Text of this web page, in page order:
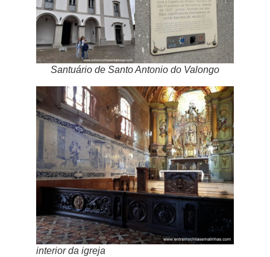
Santuário de Santo Antonio do Valongo
interior da igreja